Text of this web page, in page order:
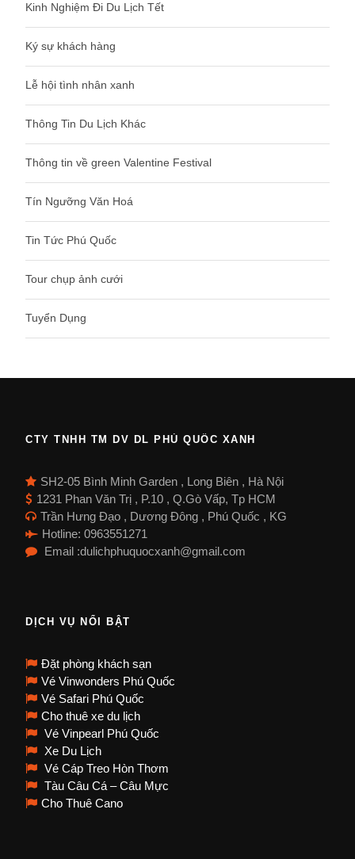
Kinh Nghiệm Đi Du Lịch Tết
Ký sự khách hàng
Lễ hội tình nhân xanh
Thông Tin Du Lịch Khác
Thông tin về green Valentine Festival
Tín Ngưỡng Văn Hoá
Tin Tức Phú Quốc
Tour chụp ảnh cưới
Tuyển Dụng
CTY TNHH TM DV DL PHÚ QUỐC XANH
SH2-05 Bình Minh Garden , Long Biên , Hà Nội
1231 Phan Văn Trị , P.10 , Q.Gò Vấp, Tp HCM
Trần Hưng Đạo , Dương Đông , Phú Quốc , KG
Hotline: 0963551271
Email :dulichphuquocxanh@gmail.com
DỊCH VỤ NỔI BẬT
Đặt phòng khách sạn
Vé Vinwonders Phú Quốc
Vé Safari Phú Quốc
Cho thuê xe du lịch
Vé Vinpearl Phú Quốc
Xe Du Lịch
Vé Cáp Treo Hòn Thơm
Tàu Câu Cá – Câu Mực
Cho Thuê Cano